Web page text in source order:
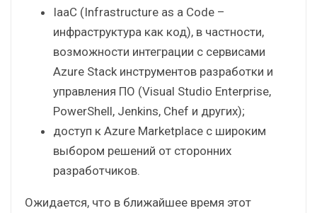
IaaC (Infrastructure as a Сode –
инфраструктура как код), в частности,
возможности интеграции с сервисами
Azure Stack инструментов разработки и
управления ПО (Visual Studio Enterprise,
PowerShell, Jenkins, Chef и других);
доступ к Azure Marketplace с широким
выбором решений от сторонних
разработчиков.
Ожидается, что в ближайшее время этот